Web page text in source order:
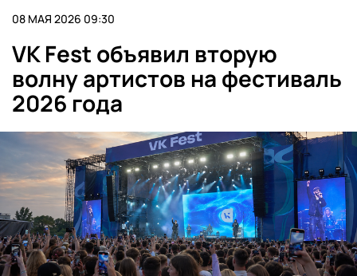
08 МАЯ 2026 09:30
VK Fest объявил вторую
волну артистов на фестиваль
2026 года